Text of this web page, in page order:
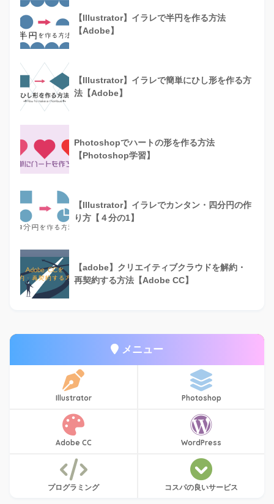
【Illustrator】イラレで半円を作る方法
【Adobe】
【Illustrator】イラレで簡単にひし形を作る方
法【Adobe】
Photoshopでハートの形を作る方法
【Photoshop学習】
【Illustrator】イラレでカンタン・四分円の作
り方【４分の1】
【adobe】クリエイティブクラウドを解約・
再契約する方法【Adobe CC】
メニュー
Illustrator Photoshop
Adobe CC WordPress
プログラミング コスパの良いサービス